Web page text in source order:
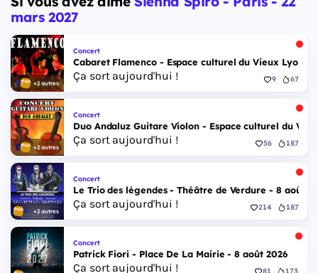
mars 2027
+2 autres
Concert
Cabaret Flamenco - Espace culturel du Vieux Lyon -
Ça sort aujourd'hui ! 9 67
+2 autres
Concert
Duo Andaluz Guitare Violon - Espace culturel du
Ça sort aujourd'hui ! 56 187
+2 autres
Concert
Le Trio des légendes - Théâtre de Verdure - 8 août
Ça sort aujourd'hui ! 214 187
Concert
Patrick Fiori - Place De La Mairie - 8 août 2026
Ça sort aujourd'hui !